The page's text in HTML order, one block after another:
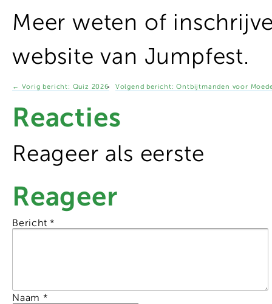
Meer weten of
website van Jumpfest.
← Vorig bericht: Quiz 2026 Volgend bericht:Ontbijtmanden voor
Reacties
Reageer als eerste
Reageer
Bericht*
Naam *